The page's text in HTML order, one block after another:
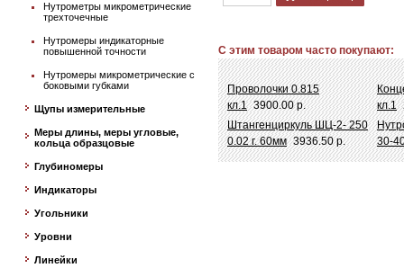
Нутрометры микрометрические
трехточечные
Нутромеры индикаторные
повышенной точности
Нутромеры микрометрические с
боковыми губками
Щупы измерительные
Меры длины, меры угловые,
кольца образцовые
Глубиномеры
Индикаторы
Угольники
Уровни
Линейки
С этим товаром часто покупают:
Проволочки 0.815
кл.1 3900.00 р.
кл.1
Штангенциркуль ШЦ-2- 250
0.02 г. 60мм 3936.50 р.
30-